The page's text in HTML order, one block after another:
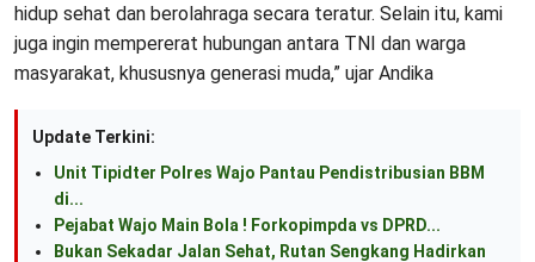
hidup sehat dan berolahraga secara teratur. Selain itu, kami
juga ingin mempererat hubungan antara TNI dan warga
masyarakat, khususnya generasi muda,” ujar Andika
Update Terkini:
Unit Tipidter Polres Wajo Pantau Pendistribusian BBM
di...
Pejabat Wajo Main Bola ! Forkopimpda vs DPRD...
Bukan Sekadar Jalan Sehat, Rutan Sengkang Hadirkan